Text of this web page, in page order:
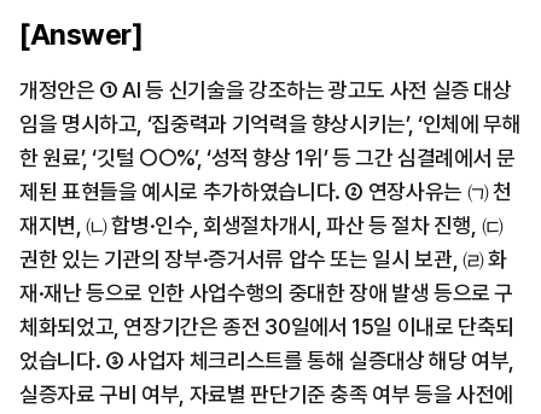
[Answer]
개정안은 ① AI 등 신기술을 강조하는 광고도 사전 실증 대상
임을 명시하고, ‘집중력과 기억력을 향상시키는’, ‘인체에 무해
한 원료’, ‘깃털 ○○%’, ‘성적 향상 1위’ 등 그간 심결례에서 문
제된 표현들을 예시로 추가하였습니다. ② 연장사유는 ㈀ 천
재지변, ㈁ 합병·인수, 회생절차개시, 파산 등 절차 진행, ㈂
권한 있는 기관의 장부·증거서류 압수 또는 일시 보관, ㈃ 화
재·재난 등으로 인한 사업수행의 중대한 장애 발생 등으로 구
체화되었고, 연장기간은 종전 30일에서 15일 이내로 단축되
었습니다. ③ 사업자 체크리스트를 통해 실증대상 해당 여부,
실증자료 구비 여부, 자료별 판단기준 충족 여부 등을 사전에